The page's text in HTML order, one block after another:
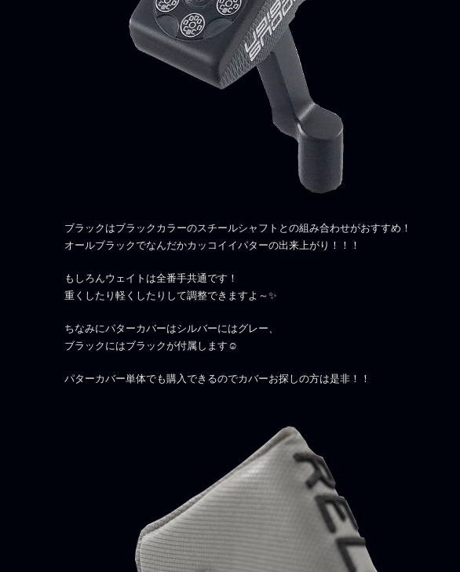
ブラックはブラックカラーのスチールシャフトとの組み合わせがおすすめ！
オールブラックでなんだかカッコイイパターの出来上がり！！！
もしろんウェイトは全番手共通です！
重くしたり軽くしたりして調整できますよ～✨
ちなみにパターカバーはシルバーにはグレー、
ブラックにはブラックが付属します☺
パターカバー単体でも購入できるのでカバーお探しの方は是非！！